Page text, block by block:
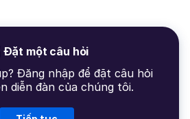
Đặt một câu hỏi
Đăng nhập để đặt câu hỏi
diễn đàn của chúng tôi.